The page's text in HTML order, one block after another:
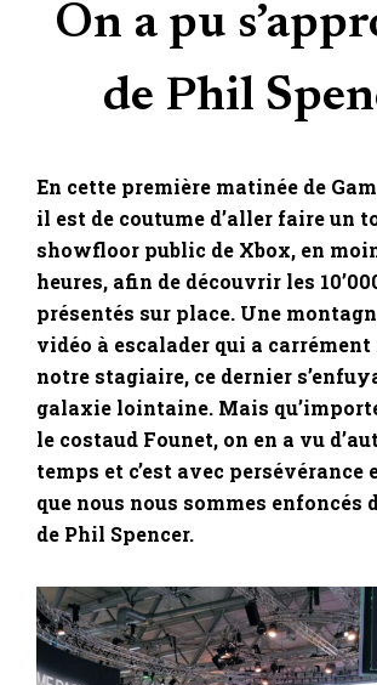
On a pu
de Phil
En cette première matinée de
il est de coutume d’aller faire un
showfloor public de Xbox, en
heures, afin de découvrir les
présentés sur place. Une
vidéo à escalader qui a
notre stagiaire, ce dernier
galaxie lointaine. Mais
le costaud Founet, on en a vu
temps et c’est avec persévérance
que nous nous sommes enfoncés
de Phil Spencer.